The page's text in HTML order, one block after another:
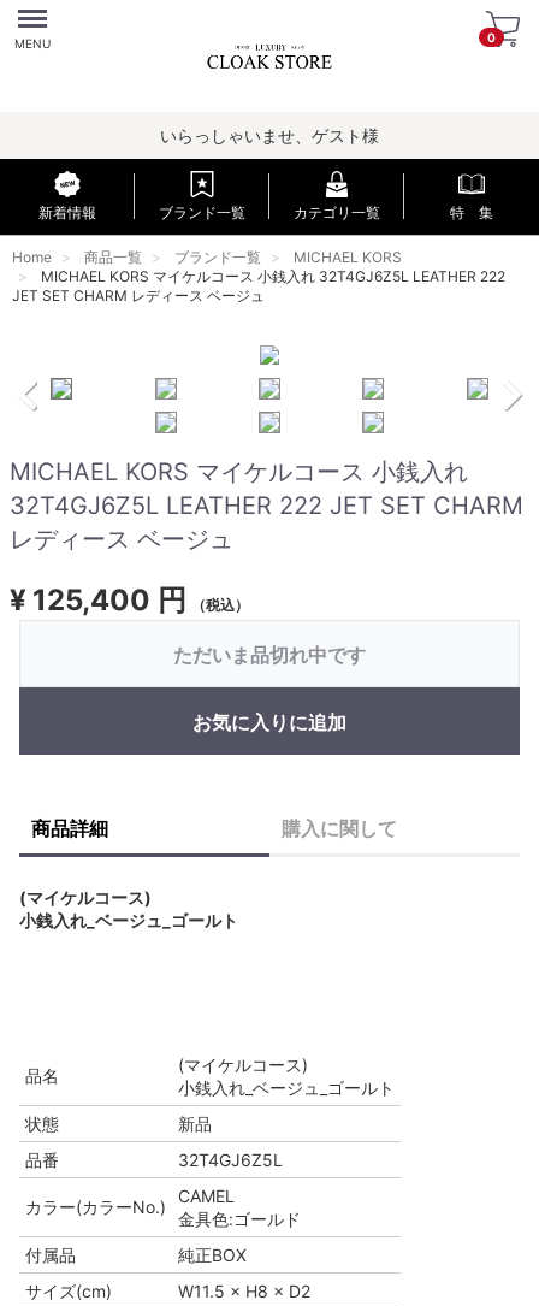
Menu
MENU 0
いらっしゃいませ、ゲスト様
新着情報 ブランド一覧 カテゴリ一覧 特 集
Home 商品一覧 ブランド一覧
MICHAEL KORS
MICHAEL KORS マイケルコース 小銭入れ 32T4GJ6Z5L LEATHER 222
JET SET CHARM レディース ベージュ
MICHAEL KORS マイケルコース 小銭入れ
32T4GJ6Z5L LEATHER 222 JET SET CHARM
レディース ベージュ
¥ 125,400 円 （税込）
ただいま品切れ中です
お気に入りに追加
商品詳細 購入に関して
(マイケルコース)
小銭入れ_ベージュ_ゴールト
品名
(マイケルコース)
小銭入れ_ベージュ_ゴールト
状態
新品
品番
32T4GJ6Z5L
カラー(カラーNo.)
CAMEL
金具色:ゴールド
付属品
純正BOX
サイズ(cm)
W11.5 × H8 × D2